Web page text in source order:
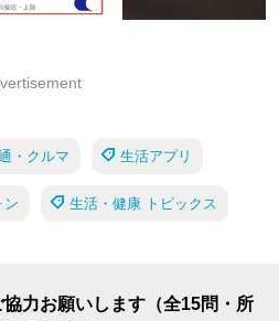
・クルマ 生活アプリ
ン 生活・健康 トピックス
力お願いします（全15問・所